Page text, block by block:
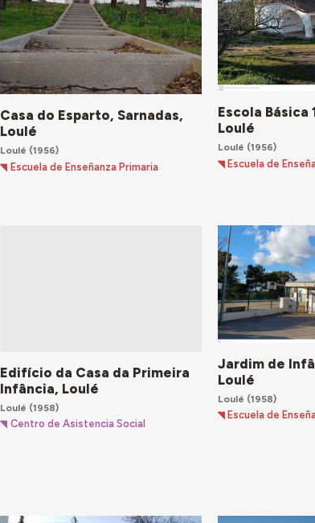
Casa do Esparto, Sarnadas,
Loulé
Loulé (1956)
Escuela de Enseñanza Primaria
Escola Básica
Loulé
Loulé (1956)
Escuela de
Edifício da Casa da Primeira
Infância, Loulé
Loulé (1958)
Centro de Asistencia Social
Jardim de
Loulé
Loulé (1958)
Escuela de